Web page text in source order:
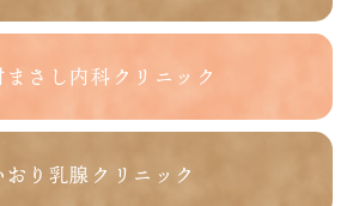
まさし内科クリニック
おり乳腺クリニック